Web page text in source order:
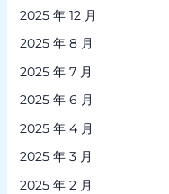
2025 年 12 月
2025 年 8 月
2025 年 7 月
2025 年 6 月
2025 年 4 月
2025 年 3 月
2025 年 2 月